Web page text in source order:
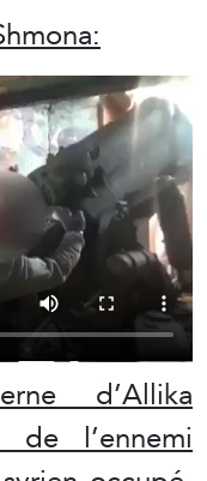
d’Allika
de l’ennemi